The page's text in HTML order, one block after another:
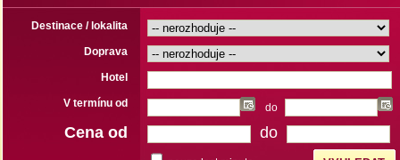
Destinace / lokalita
Doprava
Hotel
V termínu od do
Cena od do